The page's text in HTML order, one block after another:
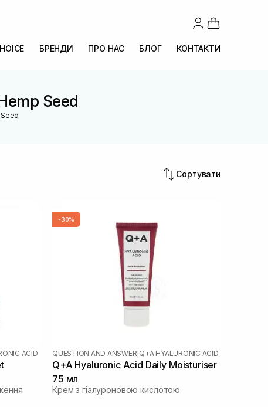
БРЕНДИ ПРО НАС БЛОГ КОНТАКТИ
Seed
Seed
Сортувати
ACID
-30%
QUESTION AND ANSWER Q+A HYALURONIC ACID
Q+A Hyaluronic Acid Daily Moisturiser
75 мл
Крем з гіалуроновою кислотою